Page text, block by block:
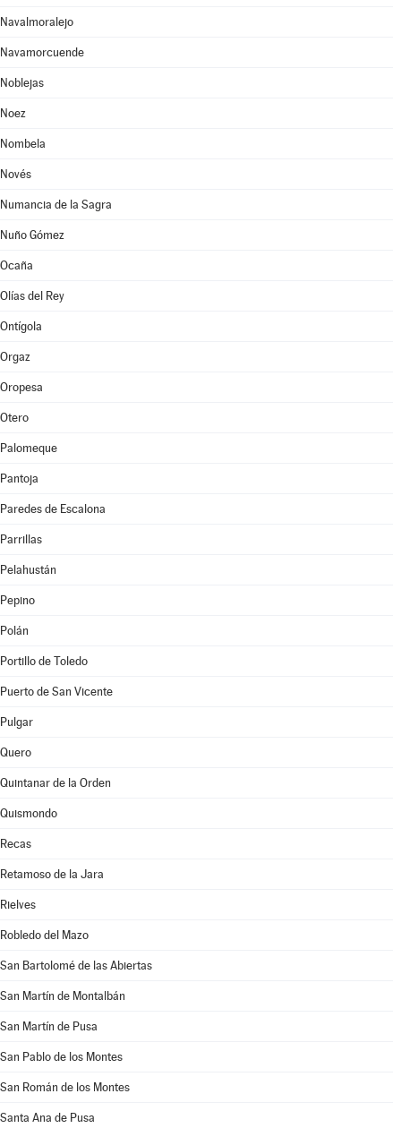
Navalmoralejo
Navamorcuende
Noblejas
Noez
Nombela
Novés
Numancia de la Sagra
Nuño Gómez
Ocaña
Olías del Rey
Ontígola
Orgaz
Oropesa
Otero
Palomeque
Pantoja
Paredes de Escalona
Parrillas
Pelahustán
Pepino
Polán
Portillo de Toledo
Puerto de San Vicente
Pulgar
Quero
Quintanar de la Orden
Quismondo
Recas
Retamoso de la Jara
Rielves
Robledo del Mazo
San Bartolomé de las Abiertas
San Martín de Montalbán
San Martín de Pusa
San Pablo de los Montes
San Román de los Montes
Santa Ana de Pusa